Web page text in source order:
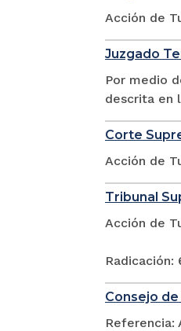
Acción de
Juzgado
Por medio
descrita en
Corte
Acción de
Tribunal
Acción de
Radicación:
Consejo
Referencia: